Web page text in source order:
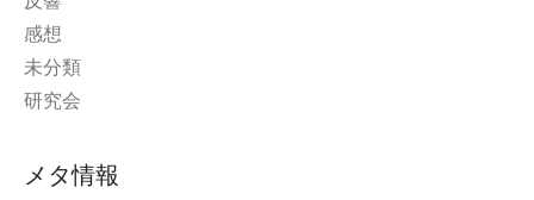
感想
未分類
研究会
メタ情報